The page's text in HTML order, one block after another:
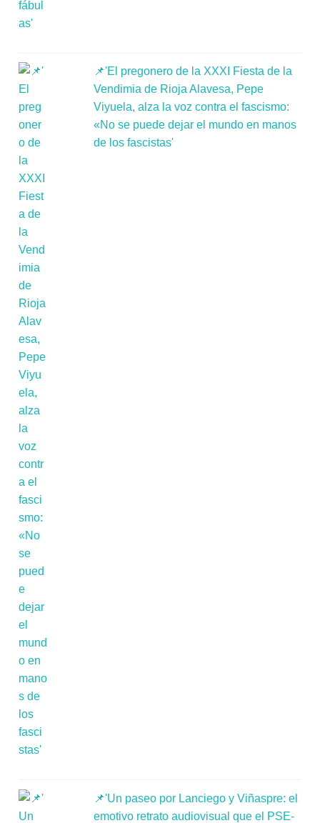
📌'El pregonero de la XXXI Fiesta de la
Vendimia de Rioja Alavesa, Pepe
Viyuela, alza la voz contra el fascismo:
«No se puede dejar el mundo en manos
de los fascistas'
📌'Un paseo por Lanciego y Viñaspre: el
emotivo retrato audiovisual que el PSE-